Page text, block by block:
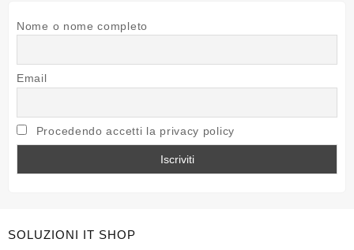
Nome o nome completo
Email
Procedendo accetti la privacy policy
SOLUZIONI IT SHOP